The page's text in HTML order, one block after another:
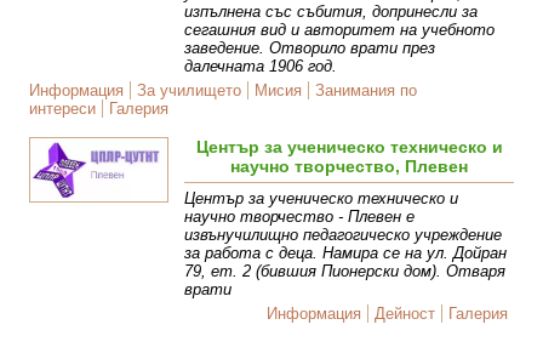
изпълнена със събития, допринесли за
сегашния вид и авторитет на учебното
заведение. Отворило врати през
далечната 1906 год.
Информация
За училището Мисия
Занимания по
интереси
Галерия
Център за ученическо техническо и
научно творчество, Плевен
Център за ученическо техническо и
научно творчество - Плевен е
извънучилищно педагогическо учреждение
за работа с деца. Намира се на ул. Дойран
79, ет. 2 (бившия Пионерски дом). Отваря
врати
Информация
Дейност Галерия